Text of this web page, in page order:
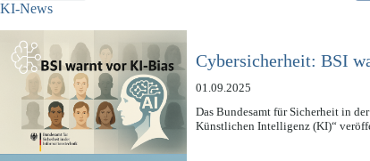
KI-News
Cybersicherheit: BSI
01.09.2025
Das Bundesamt für Sicherheit in
Künstlichen Intelligenz (KI)“